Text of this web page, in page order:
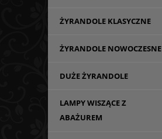
ŻYRANDOLE KLASYCZNE
ŻYRANDOLE NOWOCZESNE
DUŻE ŻYRANDOLE
LAMPY WISZĄCE Z
ABAŻUREM